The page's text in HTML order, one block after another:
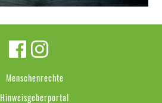
Menschenrechte
Hinweisgeberportal